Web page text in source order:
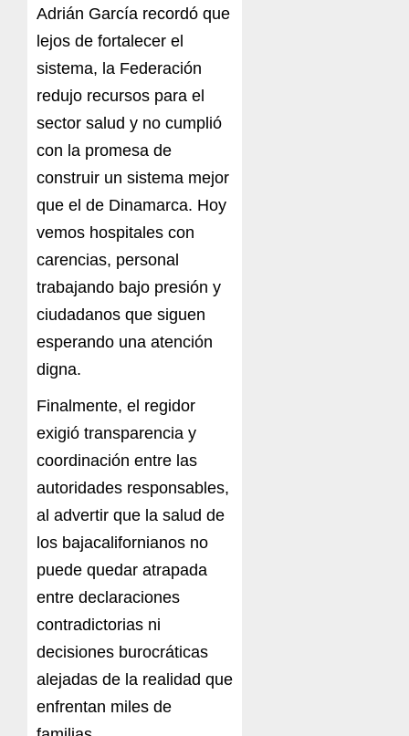
Adrián García recordó que
lejos de fortalecer el
sistema, la Federación
redujo recursos para el
sector salud y no cumplió
con la promesa de
construir un sistema mejor
que el de Dinamarca. Hoy
vemos hospitales con
carencias, personal
trabajando bajo presión y
ciudadanos que siguen
esperando una atención
digna.
Finalmente, el regidor
exigió transparencia y
coordinación entre las
autoridades responsables,
al advertir que la salud de
los bajacalifornianos no
puede quedar atrapada
entre declaraciones
contradictorias ni
decisiones burocráticas
alejadas de la realidad que
enfrentan miles de